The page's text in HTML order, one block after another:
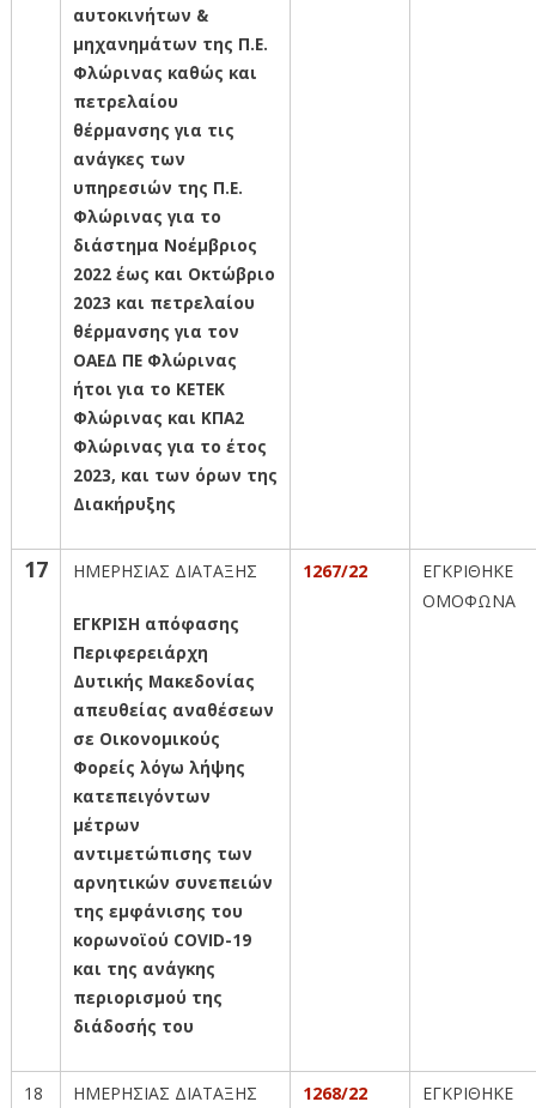
αυτοκινήτων &
μηχανημάτων της Π.Ε.
Φλώρινας καθώς και
πετρελαίου
θέρμανσης για τις
ανάγκες των
υπηρεσιών της Π.Ε.
Φλώρινας για το
διάστημα Νοέμβριος
2022 έως και Οκτώβριο
2023 και πετρελαίου
θέρμανσης για τον
ΟΑΕΔ ΠΕ Φλώρινας
ήτοι για το ΚΕΤΕΚ
Φλώρινας και ΚΠΑ2
Φλώρινας για το έτος
2023, και των όρων της
Διακήρυξης
17 ΗΜΕΡΗΣΙΑΣ ΔΙΑΤΑΞΗΣ
ΕΓΚΡΙΣΗ απόφασης
Περιφερειάρχη
Δυτικής Μακεδονίας
απευθείας αναθέσεων
σε Οικονομικούς
Φορείς λόγω λήψης
κατεπειγόντων
μέτρων
αντιμετώπισης των
αρνητικών συνεπειών
της εμφάνισης του
κορωνοϊού COVID-19
και της ανάγκης
περιορισμού της
διάδοσής του
1267/22
ΕΓΚΡΙΘΗΚΕ
ΟΜΟΦΩΝΑ
18 ΗΜΕΡΗΣΙΑΣ ΔΙΑΤΑΞΗΣ 1268/22
ΕΓΚΡΙΘΗΚΕ